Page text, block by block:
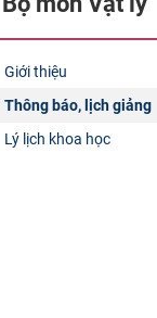
Giới thiệu
Thông báo, lịch giảng
Lý lịch khoa học